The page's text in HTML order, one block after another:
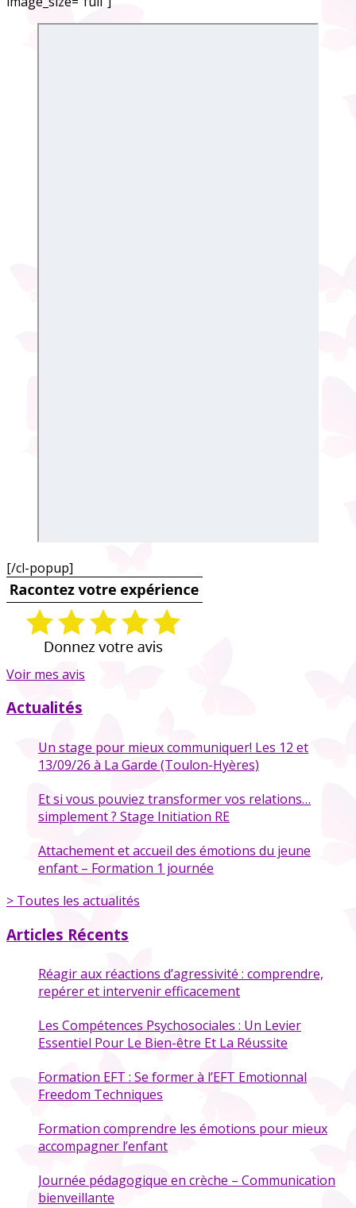
[/cl-popup]
Voir mes avis
Actualités
Un stage pour mieux communiquer! Les 12 et
13/09/26 à La Garde (Toulon-Hyères)
Et si vous pouviez transformer vos relations…
simplement ? Stage Initiation RE
Attachement et accueil des émotions du jeune
enfant – Formation 1 journée
> Toutes les actualités
Articles Récents
Réagir aux réactions d’agressivité : comprendre,
repérer et intervenir efficacement
Les Compétences Psychosociales : Un Levier
Essentiel Pour Le Bien-être Et La Réussite
Formation EFT : Se former à l’EFT Emotionnal
Freedom Techniques
Formation comprendre les émotions pour mieux
accompagner l’enfant
Journée pédagogique en crèche – Communication
bienveillante